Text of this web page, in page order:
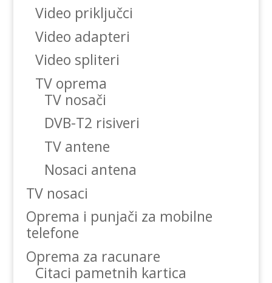
Video priključci
Video adapteri
Video spliteri
TV oprema
TV nosači
DVB-T2 risiveri
TV antene
Nosaci antena
TV nosaci
Oprema i punjači za mobilne
telefone
Oprema za racunare
Citaci pametnih kartica